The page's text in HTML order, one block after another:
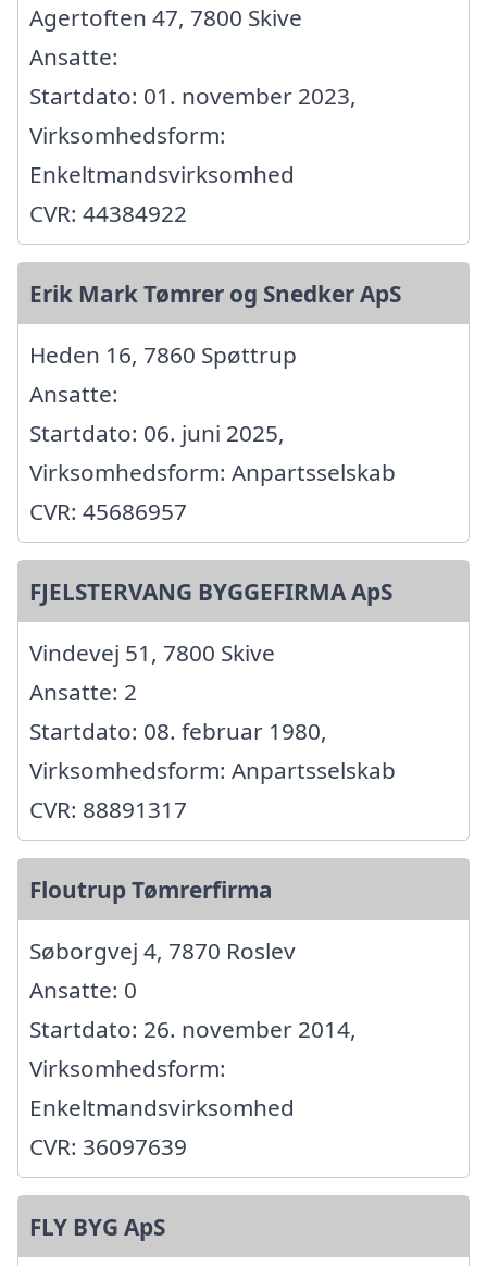
Agertoften 47, 7800 Skive
Ansatte:
Startdato: 01. november 2023,
Virksomhedsform:
Enkeltmandsvirksomhed
CVR: 44384922
Erik Mark Tømrer og Snedker ApS
Heden 16, 7860 Spøttrup
Ansatte:
Startdato: 06. juni 2025,
Virksomhedsform: Anpartsselskab
CVR: 45686957
FJELSTERVANG BYGGEFIRMA ApS
Vindevej 51, 7800 Skive
Ansatte: 2
Startdato: 08. februar 1980,
Virksomhedsform: Anpartsselskab
CVR: 88891317
Floutrup Tømrerfirma
Søborgvej 4, 7870 Roslev
Ansatte: 0
Startdato: 26. november 2014,
Virksomhedsform:
Enkeltmandsvirksomhed
CVR: 36097639
FLY BYG ApS